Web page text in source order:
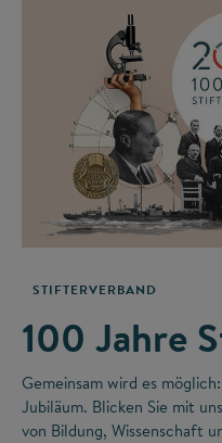
STIFTERVERBAND
100 Jahre
Gemeinsam wird es
Jubiläum. Blicken Sie mit
von Bildung, Wissenschaft